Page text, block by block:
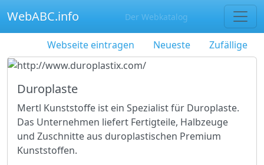
WebABC.info Der Webkatalog
Webseite eintragen Neueste Zufällige
Duroplaste
Mertl Kunststoffe ist ein Spezialist für Duroplaste.
Das Unternehmen liefert Fertigteile, Halbzeuge
und Zuschnitte aus duroplastischen Premium
Kunststoffen.